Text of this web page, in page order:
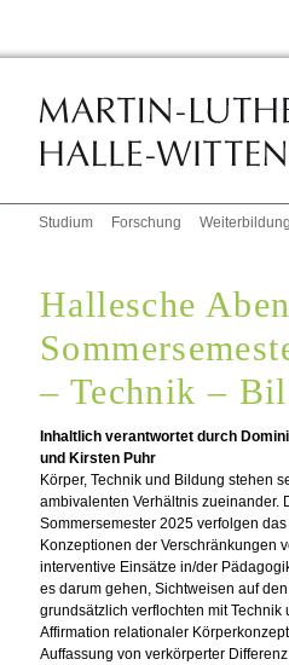
Studium Forschung
Hallesche
– Technik –
Inhaltlich verantwortet durch
und Kirsten Puhr
Körper, Technik und Bildung stehen
ambivalenten Verhältnis zueinander.
Sommersemester 2025 verfolgen
Konzeptionen der Verschränkungen
interventive Einsätze in/der
es darum gehen, Sichtweisen auf
grundsätzlich verflochten mit
Affirmation relationaler
Auffassung von verkörperter